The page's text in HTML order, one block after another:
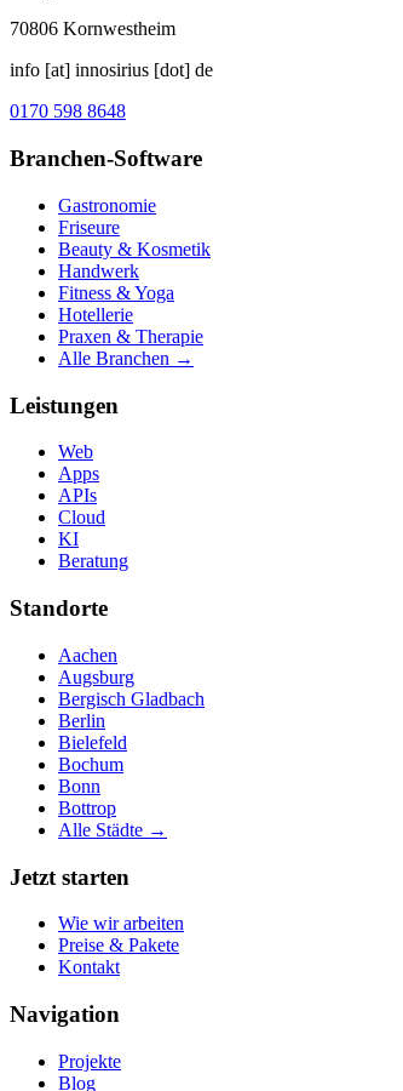
70806 Kornwestheim
info [at] innosirius [dot] de
0170 598 8648
Branchen-Software
Gastronomie
Friseure
Beauty & Kosmetik
Handwerk
Fitness & Yoga
Hotellerie
Praxen & Therapie
Alle Branchen →
Leistungen
Web
Apps
APIs
Cloud
KI
Beratung
Standorte
Aachen
Augsburg
Bergisch Gladbach
Berlin
Bielefeld
Bochum
Bonn
Bottrop
Alle Städte →
Jetzt starten
Wie wir arbeiten
Preise & Pakete
Kontakt
Navigation
Projekte
Blog